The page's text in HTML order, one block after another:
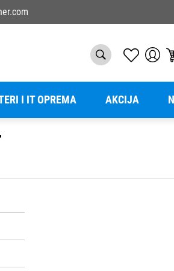
I IT OPREMA AKCIJA